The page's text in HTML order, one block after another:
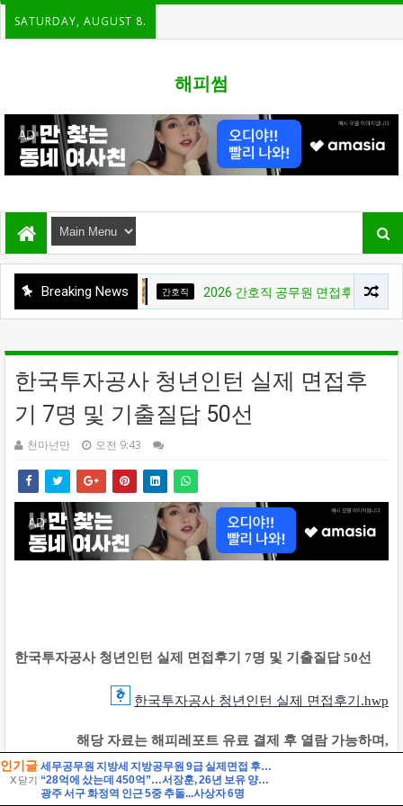
인기글
X 닫기
세무공무원 지방세 지방공무원 9급 실제면접 후기] 지방세 9급 지방공무원 면접 (지방공무원 9급 지방세 실제 수험자 8인의 생생한 면접 후기)
“28억에 샀는데 450억”…서장훈, 26년 보유 양재역 빌딩 매각 추진
광주 서구 화정역 인근 5중 추돌...사상자 6명